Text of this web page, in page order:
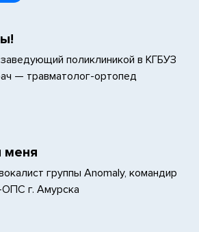
поликлиникой в КГБУЗ
— травматолог-ортопед
меня
группы Anomaly, командир
г. Амурска